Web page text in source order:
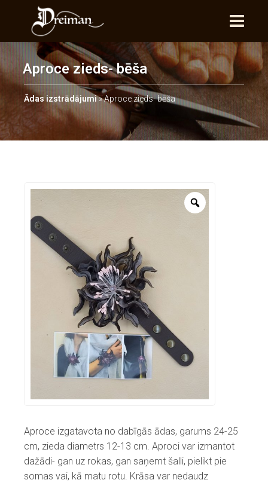
Aproce zieds- bēša
Ādas izstrādājumi»Aproce zieds- bēša
Aproce izgatavota no dabīgās ādas, garums 24-25
cm, zieda diametrs 12-13 cm. Aproci var izmantot
dažādi- gan uz rokas, gan saņemt šalli, pielikt pie
somas vai, kā matu rotu. Krāsa var nedaudz